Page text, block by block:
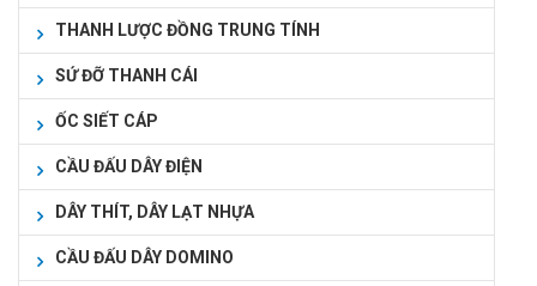
THANH LƯỢC ĐỒNG TRUNG TÍNH
SỨ ĐỠ THANH CÁI
ỐC SIẾT CÁP
CẦU ĐẤU DÂY ĐIỆN
DÂY THÍT, DÂY LẠT NHỰA
CẦU ĐẤU DÂY DOMINO